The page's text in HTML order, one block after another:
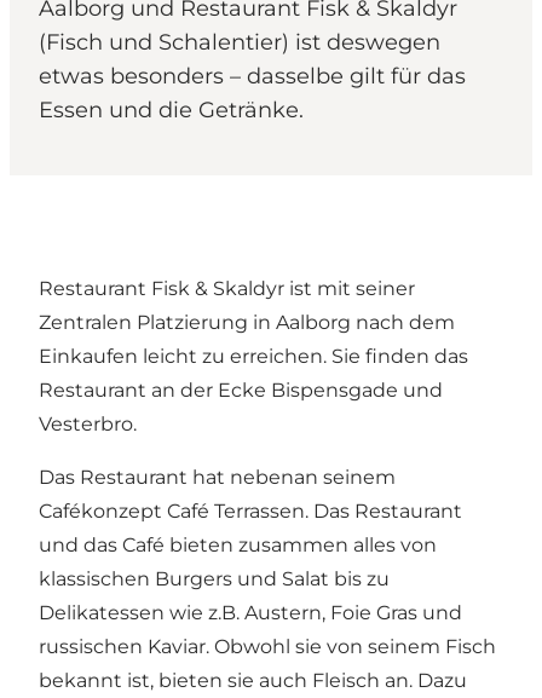
Aalborg und Restaurant Fisk & Skaldyr
(Fisch und Schalentier) ist deswegen
etwas besonders – dasselbe gilt für das
Essen und die Getränke.
Restaurant Fisk & Skaldyr ist mit seiner
Zentralen Platzierung in Aalborg nach dem
Einkaufen leicht zu erreichen. Sie finden das
Restaurant an der Ecke Bispensgade und
Vesterbro.
Das Restaurant hat nebenan seinem
Cafékonzept Café Terrassen. Das Restaurant
und das Café bieten zusammen alles von
klassischen Burgers und Salat bis zu
Delikatessen wie z.B. Austern, Foie Gras und
russischen Kaviar. Obwohl sie von seinem Fisch
bekannt ist, bieten sie auch Fleisch an. Dazu